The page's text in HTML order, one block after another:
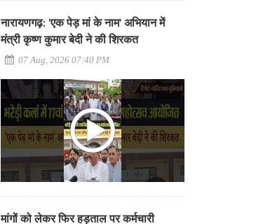
नारायणगढ़: 'एक पेड़ मां के नाम' अभियान में
मंत्री कृष्ण कुमार बेदी ने की शिरकत
07 Aug, 2026 07:40 PM
मांगों को लेकर फिर हड़ताल पर कर्मचारी